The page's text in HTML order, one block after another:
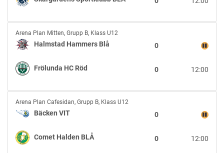
Skärgårdens
BLÅ
Halmstad
Hammers
Blå
vs
Frölunda
Röd
Arena Plan Mitten, Grupp B, Klass U12
Halmstad Hammers Blå 0
Frölunda HC Röd 12:00
0
Bäcken
VIT
Comet
Halden
Arena Plan Cafesidan, Grupp B, Klass U12
Bäcken VIT 0
Comet Halden BLÅ 12:00
0